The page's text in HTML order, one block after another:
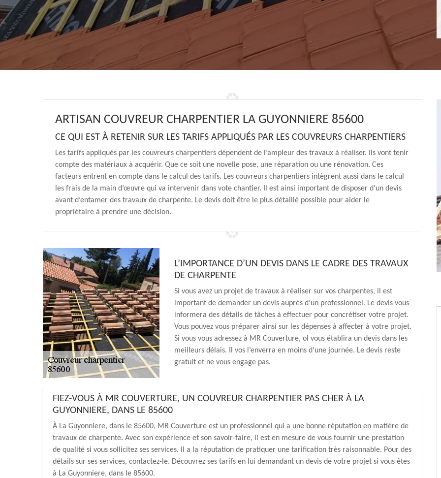
ARTISAN COUVREUR CHARPENTIER LA GUYONNIERE 85600
CE QUI EST À RETENIR SUR LES TARIFS APPLIQUÉS PAR LES COUVREURS CHARPENTIERS
Les tarifs appliqués par les couvreurs charpentiers dépendent de l’ampleur des travaux à réaliser. Ils vont tenir
compte des matériaux à acquérir. Que ce soit une novelle pose, une réparation ou une rénovation. Ces
facteurs entrent en compte dans le calcul des tarifs. Les couvreurs charpentiers intègrent aussi dans le calcul
les frais de la main d’œuvre qui va intervenir dans vote chantier. Il est ainsi important de disposer d’un devis
avant d’entamer des travaux de charpente. Le devis doit être le plus détaillé possible pour aider le
propriétaire à prendre une décision.
L’IMPORTANCE D’UN DEVIS DANS LE CADRE DES TRAVAUX
DE CHARPENTE
Si vous avez un projet de travaux à réaliser sur vos charpentes, il est
important de demander un devis auprès d’un professionnel. Le devis vous
informera des détails de tâches à effectuer pour concrétiser votre projet.
Vous pouvez vous préparer ainsi sur les dépenses à affecter à votre projet.
Si vous vous adressez à MR Couverture, ol vous établira un devis dans les
meilleurs délais. Il vos l’enverra en moins d’une journée. Le devis reste
gratuit et ne vous engage pas.
FIEZ-VOUS À MR COUVERTURE, UN COUVREUR CHARPENTIER PAS CHER À LA
GUYONNIERE, DANS LE 85600
À La Guyonniere, dans le 85600, MR Couverture est un professionnel qui a une bonne réputation en matière de
travaux de charpente. Avec son expérience et son savoir-faire, il est en mesure de vous fournir une prestation
de qualité si vous sollicitez ses services. Il a la réputation de pratiquer une tarification très raisonnable. Pour des
détails sur ses services, contactez-le. Découvrez ses tarifs en lui demandant un devis de votre projet si vous êtes
à La Guyonniere, dans le 85600.